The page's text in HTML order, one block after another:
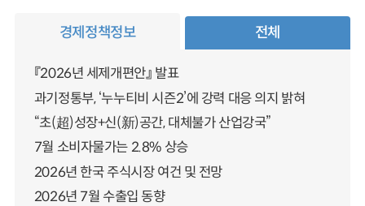
경제정책정보 전체
『2026년 세제개편안』 발표
과기정통부, ‘누누티비 시즌2’에 강력 대응 의지 밝혀
“초(超)성장+신(新)공간, 대체불가 산업강국”
7월 소비자물가는 2.8% 상승
2026년 한국 주식시장 여건 및 전망
2026년 7월 수출입 동향